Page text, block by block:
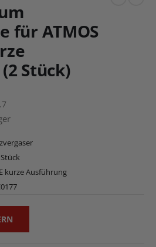
für ATMOS
Stück)
kurze Ausführung